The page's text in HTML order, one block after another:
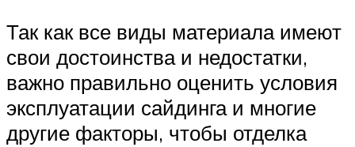
Так как все виды материала имеют
свои достоинства и недостатки,
важно правильно оценить условия
эксплуатации сайдинга и многие
другие факторы, чтобы отделка